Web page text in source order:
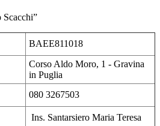
Scacchi”
BAEE811018
Corso Aldo Moro, 1 - Gravina
in Puglia
080 3267503
Ins. Santarsiero Maria Teresa